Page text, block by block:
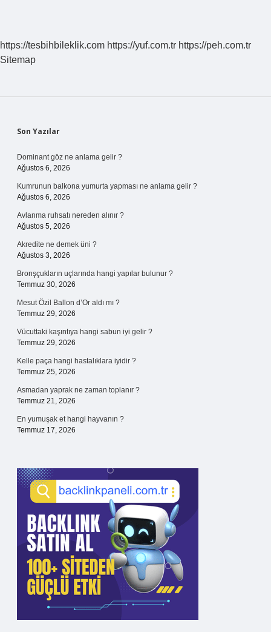
https://tesbihbileklik.com https://yuf.com.tr https://peh.com.tr
Sitemap
Sidebar
Son Yazılar
Dominant göz ne anlama gelir ?
Ağustos 6, 2026
Kumrunun balkona yumurta yapması ne anlama gelir ?
Ağustos 6, 2026
Avlanma ruhsatı nereden alınır ?
Ağustos 5, 2026
Akredite ne demek üni ?
Ağustos 3, 2026
Bronşçukların uçlarında hangi yapılar bulunur ?
Temmuz 30, 2026
Mesut Özil Ballon d’Or aldı mı ?
Temmuz 29, 2026
Vücuttaki kaşıntıya hangi sabun iyi gelir ?
Temmuz 29, 2026
Kelle paça hangi hastalıklara iyidir ?
Temmuz 25, 2026
Asmadan yaprak ne zaman toplanır ?
Temmuz 21, 2026
En yumuşak et hangi hayvanın ?
Temmuz 17, 2026